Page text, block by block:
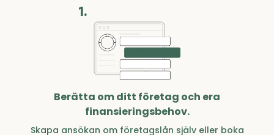
1.
Berätta om ditt företag och era
finansieringsbehov.
Skapa ansökan om företagslån själv eller boka